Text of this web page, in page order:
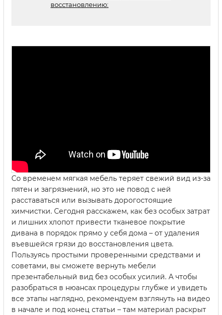
восстановлению:
Со временем мягкая мебель теряет свежий вид из-за
пятен и загрязнений, но это не повод с ней
расставаться или вызывать дорогостоящие
химчистки. Сегодня расскажем, как без особых затрат
и лишних хлопот привести тканевое покрытие
дивана в порядок прямо у себя дома – от удаления
въевшейся грязи до восстановления цвета.
Пользуясь простыми проверенными средствами и
советами, вы сможете вернуть мебели
презентабельный вид без особых усилий. А чтобы
разобраться в нюансах процедуры глубже и увидеть
все этапы наглядно, рекомендуем взглянуть на видео
в начале и под конец статьи – там материал раскрыт